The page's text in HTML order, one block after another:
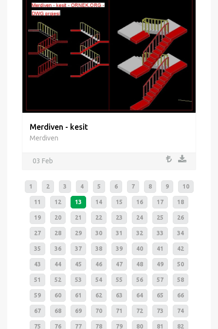
Merdiven - kesit
Merdiven
03 Feb
1 2 3 4 5 6 7 8 9 10
11 12 13 14 15 16 17 18
19 20 21 22 23 24 25 26
27 28 29 30 31 32 33 34
35 36 37 38 39 40 41 42
43 44 45 46 47 48 49 50
51 52 53 54 55 56 57 58
59 60 61 62 63 64 65 66
67 68 69 70 71 72 73 74
75 76 77 78 79 80 81 82